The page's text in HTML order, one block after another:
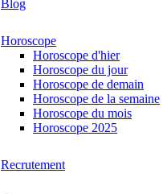
Blog
Horoscope
Horoscope d'hier
Horoscope du jour
Horoscope de demain
Horoscope de la semaine
Horoscope du mois
Horoscope 2025
Recrutement